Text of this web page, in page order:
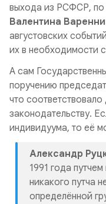
выхода из РСФСР, по
Валентина
августовских
их в необходимости
А сам
поручению
что
законодательству.
индивидуума, то её
Александр
1991 года
никакого путча
определённой